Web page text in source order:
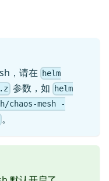
，请在
helm
参数，如
helm
chaos-mesh -
。